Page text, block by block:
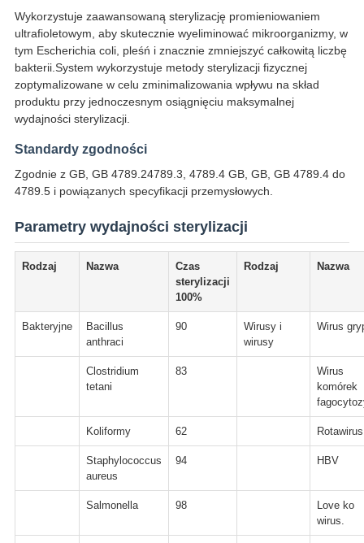
Wykorzystuje zaawansowaną sterylizację promieniowaniem
ultrafioletowym, aby skutecznie wyeliminować mikroorganizmy, w
tym Escherichia coli, pleśń i znacznie zmniejszyć całkowitą liczbę
bakterii.System wykorzystuje metody sterylizacji fizycznej
zoptymalizowane w celu zminimalizowania wpływu na skład
produktu przy jednoczesnym osiągnięciu maksymalnej
wydajności sterylizacji.
Standardy zgodności
Zgodnie z GB, GB 4789.24789.3, 4789.4 GB, GB, GB 4789.4 do
4789.5 i powiązanych specyfikacji przemysłowych.
Parametry wydajności sterylizacji
Rodzaj Nazwa
Czas
sterylizacji
100%
Rodzaj Nazwa
Bakteryjne
Bacillus
anthraci
90
Wirusy i
wirusy
Wirus
Clostridium
tetani
83
Wirus
komórek
Koliformy 62 Rotawirus
Staphylococcus
aureus
94 HBV
Salmonella 98
Love ko
wirus.